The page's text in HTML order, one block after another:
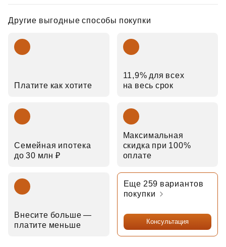
Другие выгодные способы покупки
Платите как хотите
11,9% для всех
на весь срок
Семейная ипотека
до 30 млн ₽
Максимальная
скидка при 100%
оплате
Внесите больше —
платите меньше
Еще 259 вариантов
покупки
Консультация